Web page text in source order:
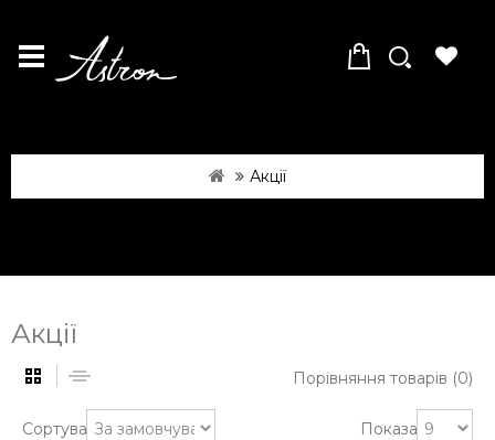
Акції
Акції
Порівняння товарів (0)
Сортувати: Показати